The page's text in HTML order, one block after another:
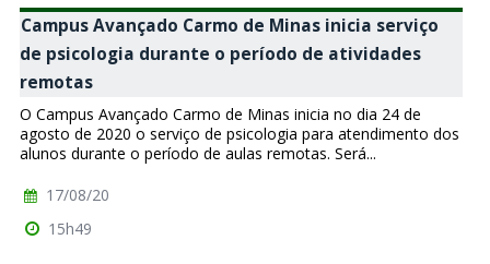
Campus Avançado Carmo de Minas inicia serviço
de psicologia durante o período de atividades
remotas
O Campus Avançado Carmo de Minas inicia no dia 24 de
agosto de 2020 o serviço de psicologia para atendimento dos
alunos durante o período de aulas remotas. Será...
17/08/20
15h49